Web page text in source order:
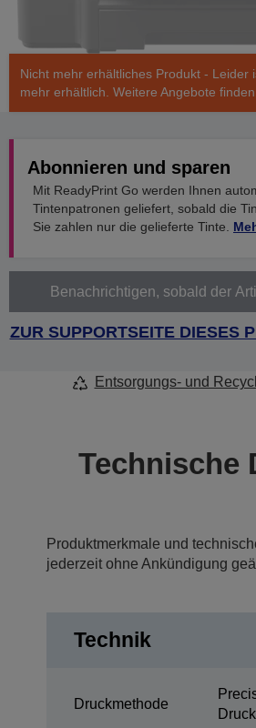
Nicht mehr erhältliches Produkt - Leider
mehr erhältlich. Weitere Angebote finden
Abonnieren und sparen
Mit ReadyPrint Go werden Ihnen
Tintenpatronen geliefert, sobald die
Sie zahlen nur die gelieferte Tinte.
Benachrichtigen, sobald der
ZUR SUPPORTSEITE DIESES
Entsorgungs- und
Technische
Produktmerkmale und
jederzeit ohne Ankündigung
Technik
Druckmethode